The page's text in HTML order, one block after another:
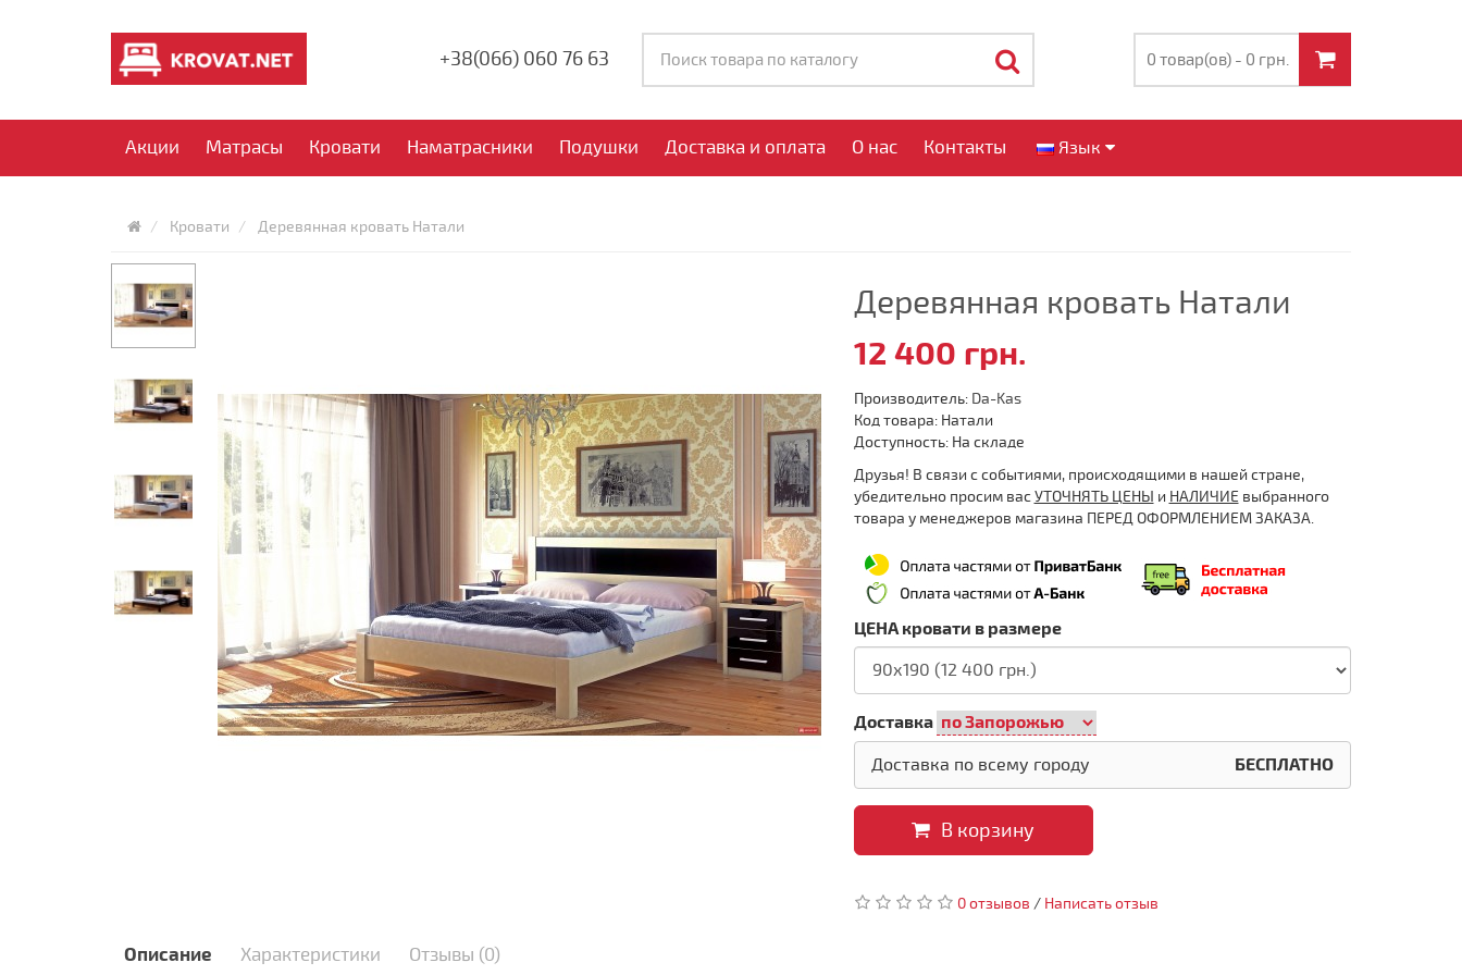
+38(066)060 76 63 0 товар(ов) - 0 грн.
Акции Матрасы Кровати Наматрасники Подушки Доставка и оплата О нас Контакты Язык
Кровати Деревянная кровать Натали
Деревянная кровать Натали
12 400 грн.
Производитель: Da-Kas
Код товара: Натали
Доступность: На складе
Друзья! В связи с событиями, происходящими в нашей стране,
убедительно просим васУТОЧНЯТЬ ЦЕНЫ и НАЛИЧИЕ выбранного
товара у менеджеров магазина ПЕРЕД ОФОРМЛЕНИЕМ ЗАКАЗА.
ЦЕНА кровати в размере
Доставка
Доставка по всему городу
БЕСПЛАТНО
В корзину
0 отзывов / Написать отзыв
Описание Характеристики Отзывы (0)